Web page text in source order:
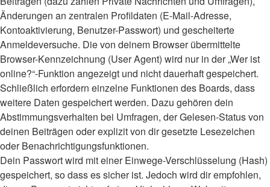
Änderungen an zentralen Profildaten (E-Mail-Adresse,
Kontoaktivierung, Benutzer-Passwort) und gescheiterte
Anmeldeversuche. Die von deinem Browser übermittelte
Browser-Kennzeichnung (User Agent) wird nur in der „Wer ist
online?“-Funktion angezeigt und nicht dauerhaft gespeichert.
Schließlich erfordern einzelne Funktionen des Boards, dass
weitere Daten gespeichert werden. Dazu gehören dein
Abstimmungsverhalten bei Umfragen, der Gelesen-Status von
deinen Beiträgen oder explizit von dir gesetzte Lesezeichen
oder Benachrichtigungsfunktionen.
Dein Passwort wird mit einer Einwege-Verschlüsselung (Hash)
gespeichert, so dass es sicher ist. Jedoch wird dir empfohlen,